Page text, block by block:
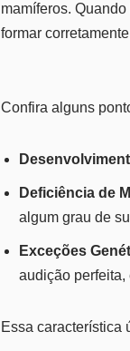
mamíferos.
formar
Confira alguns
Deficiência de
algum grau de
Exceções
audição perfeita,
Essa característica